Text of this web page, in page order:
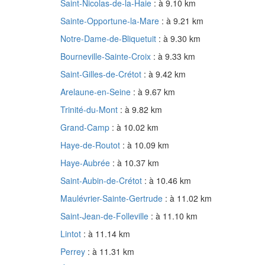
Saint-Nicolas-de-la-Haie : à 9.10 km
Sainte-Opportune-la-Mare : à 9.21 km
Notre-Dame-de-Bliquetuit : à 9.30 km
Bourneville-Sainte-Croix : à 9.33 km
Saint-Gilles-de-Crétot : à 9.42 km
Arelaune-en-Seine : à 9.67 km
Trinité-du-Mont : à 9.82 km
Grand-Camp : à 10.02 km
Haye-de-Routot : à 10.09 km
Haye-Aubrée : à 10.37 km
Saint-Aubin-de-Crétot : à 10.46 km
Maulévrier-Sainte-Gertrude : à 11.02 km
Saint-Jean-de-Folleville : à 11.10 km
Lintot : à 11.14 km
Perrey : à 11.31 km